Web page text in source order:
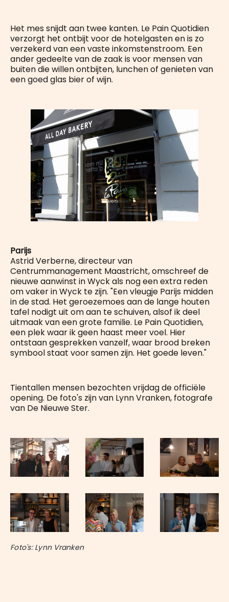
Het mes snijdt aan twee kanten. Le Pain Quotidien
verzorgt het ontbijt voor de hotelgasten en is zo
verzekerd van een vaste inkomstenstroom. Een
ander gedeelte van de zaak is voor mensen van
buiten die willen ontbijten, lunchen of genieten van
een goed glas bier of wijn.
Parijs
Astrid Verberne, directeur van
Centrummanagement Maastricht, omschreef de
nieuwe aanwinst in Wyck als nog een extra reden
om vaker in Wyck te zijn. "Een vleugje Parijs midden
in de stad. Het geroezemoes aan de lange houten
tafel nodigt uit om aan te schuiven, alsof ik deel
uitmaak van een grote familie. Le Pain Quotidien,
een plek waar ik geen haast meer voel. Hier
ontstaan gesprekken vanzelf, waar brood breken
symbool staat voor samen zijn. Het goede leven."
Tientallen mensen bezochten vrijdag de officiële
opening. De foto's zijn van Lynn Vranken, fotografe
van De Nieuwe Ster.
Foto's: Lynn Vranken